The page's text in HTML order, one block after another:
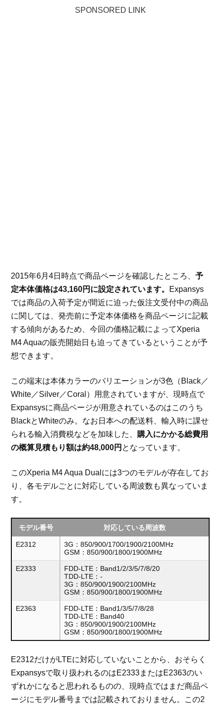
SPONSORED LINK
2015年6月4日時点で商品ページを確認したところ、予
定本体価格は43,160円に設定されています。 Expansys
では商品の入荷予定が間近に迫った仮注文受付中の商品
に関しては、発売前に予定本体価格を商品ページに記載
する傾向があるため、今回の価格記載によってXperia
M4 Aquaの販売開始日も迫ってきているということが予
想できます。
この端末は本体カラーのバリエーションが3色（Black／
White／Silver／Coral）用意されていますが、現時点で
Expansysに商品ページが用意されているのはこのうち
BlackとWhiteのみ。なお日本への配送料、輸入時に課せ
られる輸入消費税などを加味した、 購入にかかる総費用
の概算見積もり額は約48,000円 となっています。
このXperia M4 Aqua Dualには3つのモデルが存在してお
り、各モデルごとに対応している周波数も異なっていま
す。
モデル番号 対応している周波数
E2312
3G：850/900/1700/1900/2100MHz
GSM：850/900/1800/1900MHz
E2333
FDD-LTE：Band1/2/3/5/7/8/20
TDD-LTE：-
3G：850/900/1900/2100MHz
GSM：850/900/1800/1900MHz
E2363
FDD-LTE：Band1/3/5/7/8/28
TDD-LTE：Band40
3G：850/900/1900/2100MHz
GSM：850/900/1800/1900MHz
E2312だけがLTEに対応していないことから、おそらく
Expansysで取り扱われるのはE2333またはE2363のい
ずれかになると思われるものの、現時点ではまだ商品ペ
ージにモデル番号までは記載されておりません。この2